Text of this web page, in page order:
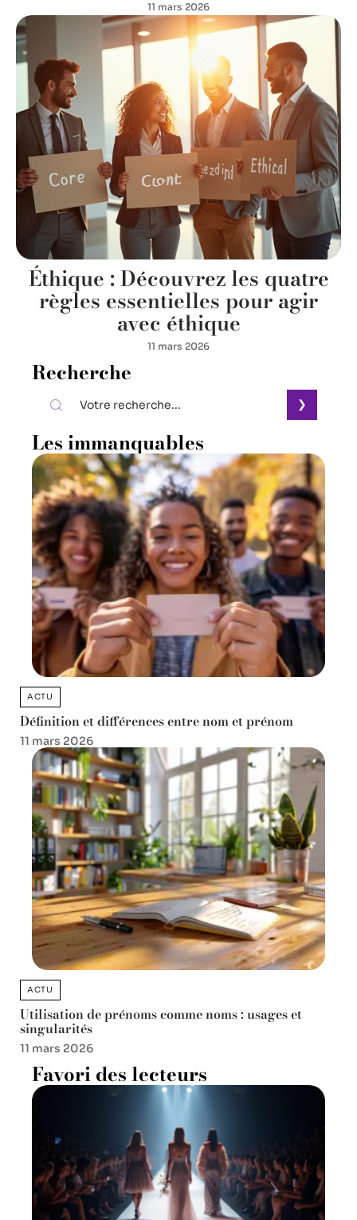
11 mars 2026
Éthique : Découvrez les quatre
règles essentielles pour agir
avec éthique
11 mars 2026
Recherche
Les immanquables
ACTU
Définition et différences entre nom et prénom
11 mars 2026
ACTU
Utilisation de prénoms comme noms : usages et
singularités
11 mars 2026
Favori des lecteurs